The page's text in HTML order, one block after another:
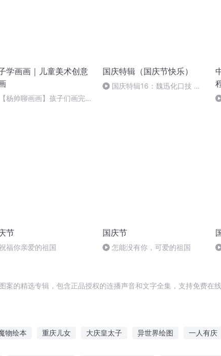
学画画｜儿童美术创意
【杨帅聊画画】孩子们画完
国庆特辑（国庆节快乐）
国庆特辑16：魏迅化口技 二
节
福你亲爱的祖国
国庆节
怎能没有你，可爱的祖国
案的精选专辑，包含正品授权的连播声音和文字全集，支持免费在
物绘本 重庆儿女 大庆皇太子 异世界绘图 一人有庆